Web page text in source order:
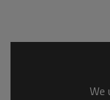
We